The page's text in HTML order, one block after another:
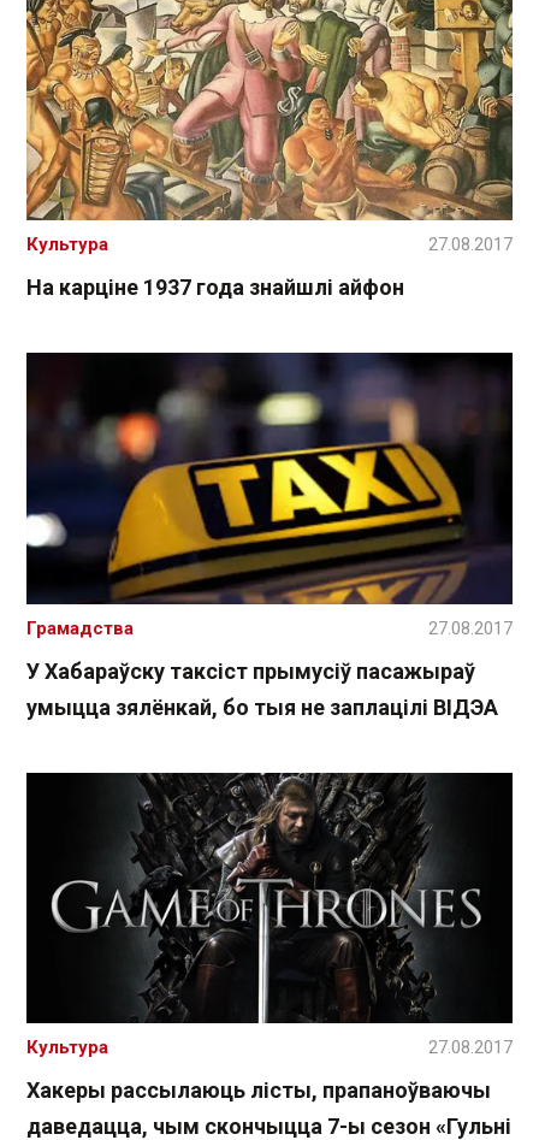
На карціне 1937 года знайшлі айфон
Культура 27.08.2017
У Хабараўску таксіст прымусіў пасажыраў
умыцца зялёнкай, бо тыя не заплацілі ВІДЭА
Грамадства 27.08.2017
Хакеры рассылаюць лісты, прапаноўваючы
даведацца, чым скончыцца 7-ы сезон «Гульні
Культура 27.08.2017